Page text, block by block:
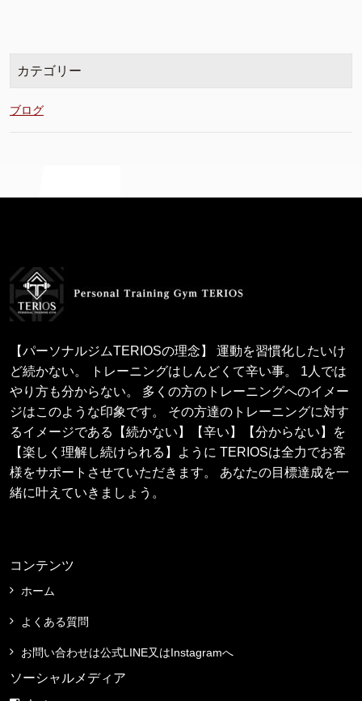
カテゴリー
ブログ
【パーソナルジムTERIOSの理念】 運動を習慣化したいけ
ど続かない。 トレーニングはしんどくて辛い事。 1人では
やり方も分からない。 多くの方のトレーニングへのイメー
ジはこのような印象です。 その方達のトレーニングに対す
るイメージである【続かない】【辛い】【分からない】を
【楽しく理解し続けられる】ように TERIOSは全力でお客
様をサポートさせていただきます。 あなたの目標達成を一
緒に叶えていきましょう。
コンテンツ
ホーム
よくある質問
お問い合わせは公式LINE又はInstagramへ
ソーシャルメディア